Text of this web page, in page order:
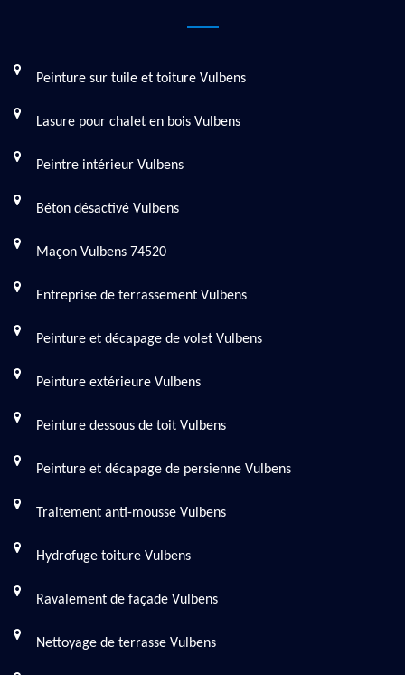
Peinture sur tuile et toiture Vulbens
Lasure pour chalet en bois Vulbens
Peintre intérieur Vulbens
Béton désactivé Vulbens
Maçon Vulbens 74520
Entreprise de terrassement Vulbens
Peinture et décapage de volet Vulbens
Peinture extérieure Vulbens
Peinture dessous de toit Vulbens
Peinture et décapage de persienne Vulbens
Traitement anti-mousse Vulbens
Hydrofuge toiture Vulbens
Ravalement de façade Vulbens
Nettoyage de terrasse Vulbens